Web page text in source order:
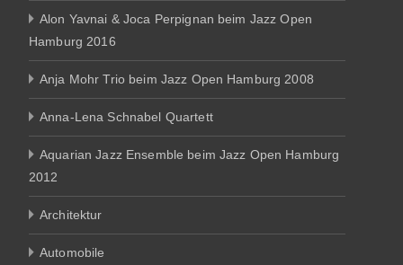
Alon Yavnai & Joca Perpignan beim Jazz Open
Hamburg 2016
Anja Mohr Trio beim Jazz Open Hamburg 2008
Anna-Lena Schnabel Quartett
Aquarian Jazz Ensemble beim Jazz Open Hamburg
2012
Architektur
Automobile